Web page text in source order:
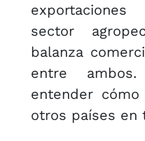
sector
balanza
entre
entender
otros países en